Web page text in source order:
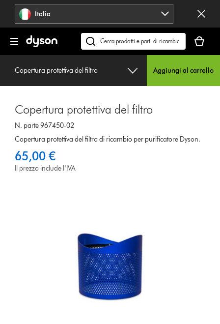
navigazione Italia
Cerca
su
dyson.it
carrello
è
Copertura protettiva del filtro Aggiungi al carrello
Copertura protettiva del filtro
N. parte 967450-02
Copertura protettiva del filtro di ricambio per purificatore Dyson.
65,00 €
Il prezzo include l’IVA